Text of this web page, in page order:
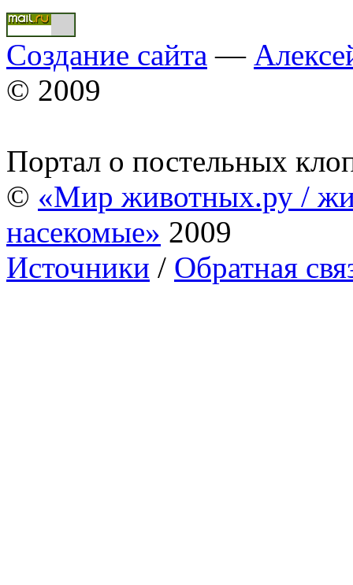
Создание сайта —
© 2009
Портал о постельных
© «Мир животных.ру /
насекомые» 2009
Источники / Обратная